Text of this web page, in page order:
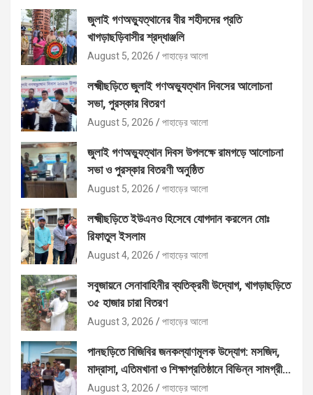
জুলাই গণঅভ্যুত্থানের বীর শহীদদের প্রতি
খাগড়াছড়িবাসীর শ্রদ্ধাঞ্জলি
August 5, 2026 পাহাড়ের আলো
লক্ষ্মীছড়িতে জুলাই গণঅভ্যুত্থান দিবসের আলোচনা
সভা, পুরস্কার বিতরণ
August 5, 2026 পাহাড়ের আলো
জুলাই গণঅভ্যুত্থান দিবস উপলক্ষে রামগড়ে আলোচনা
সভা ও পুরস্কার বিতরণী অনুষ্ঠিত
August 5, 2026 পাহাড়ের আলো
লক্ষ্মীছড়িতে ইউএনও হিসেবে যোগদান করলেন মোঃ
রিফাতুল ইসলাম
August 4, 2026 পাহাড়ের আলো
সবুজায়নে সেনাবাহিনীর ব্যতিক্রমী উদ্যোগ, খাগড়াছড়িতে
৩৫ হাজার চারা বিতরণ
August 3, 2026 পাহাড়ের আলো
পানছড়িতে বিজিবির জনকল্যাণমূলক উদ্যোগ: মসজিদ,
মাদ্রাসা, এতিমখানা ও শিক্ষাপ্রতিষ্ঠানে বিভিন্ন সামগ্রী
বিতরণ
August 3, 2026 পাহাড়ের আলো